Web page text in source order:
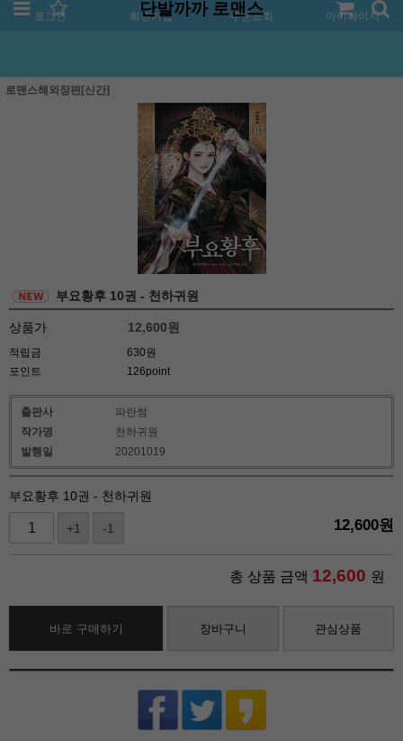
로그인 회원가입 주문조회 마이페이지
단발까까 로맨스
로맨스해외장편[신간]
부요황후 10권 - 천하귀원
상품가 12,600원
적립금
630원
포인트
126point
출판사
파란썸
작가명
천하귀원
발행일
20201019
부요황후 10권 - 천하귀원
+1 -1 12,600원
총 상품 금액 12,600 원
바로 구매하기 장바구니 관심상품